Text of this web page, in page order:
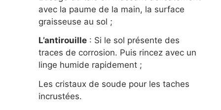
avec la paume de la main, la surface
graisseuse au sol ;
L’antirouille : Si le sol présente des
traces de corrosion. Puis rincez avec un
linge humide rapidement ;
Les cristaux de soude pour les taches
incrustées.